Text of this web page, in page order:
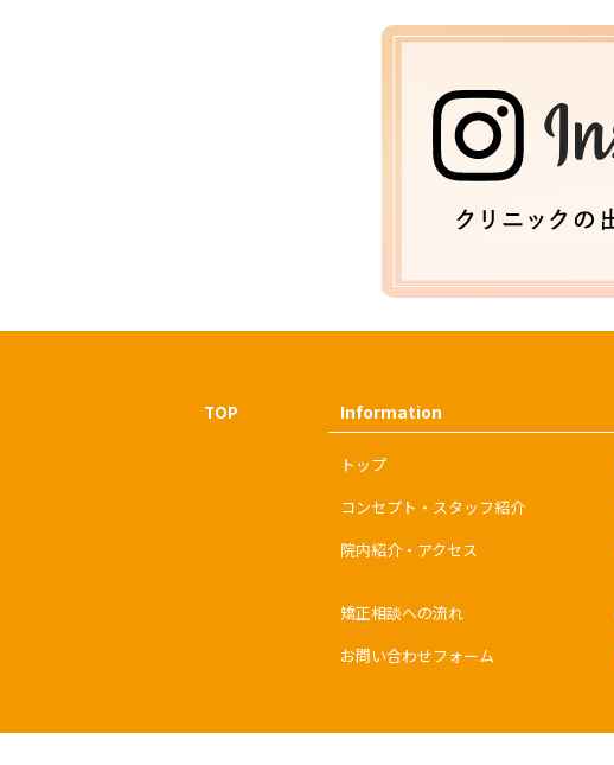
TOP Information
トップ
コンセプト・スタッフ紹介
院内紹介・アクセス
矯正相談への流れ
お問い合わせフォーム